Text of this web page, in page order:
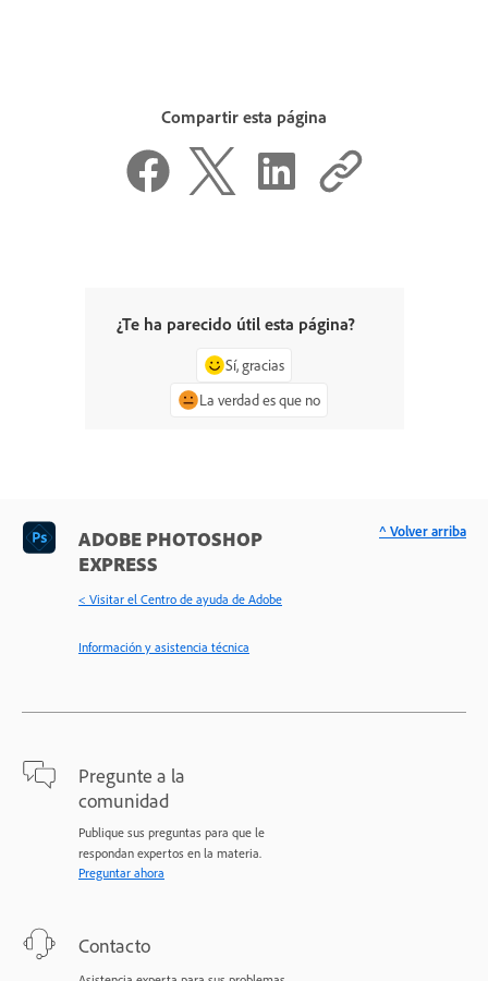
Compartir esta página
¿Te ha parecido útil esta página?
Sí, gracias
La verdad es que no
ADOBE PHOTOSHOP
EXPRESS
< Visitar el Centro de ayuda de Adobe
Información y asistencia técnica
Pregunte a la
comunidad
Publique sus preguntas para que le
respondan expertos en la materia.
Preguntar ahora
Contacto
^ Volver arriba